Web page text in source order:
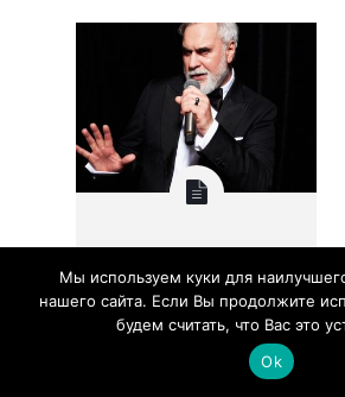
Объявлен
летний концерт
Валерия
Мы используем куки для
нашего сайта. Если Вы продолжите
будем считать, что Вас это
Ok